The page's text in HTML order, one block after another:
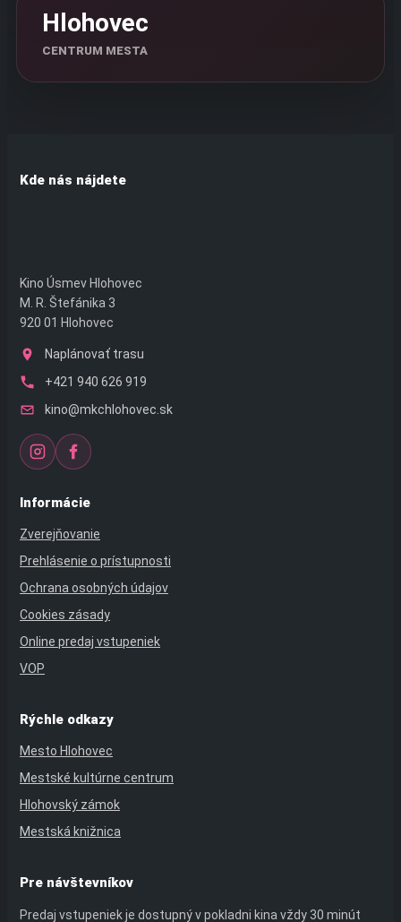
Hlohovec
CENTRUM MESTA
Kde nás nájdete
Kino Úsmev Hlohovec
M. R. Štefánika 3
920 01 Hlohovec
Naplánovať trasu
+421 940 626 919
kino@mkchlohovec.sk
Informácie
Zverejňovanie
Prehlásenie o prístupnosti
Ochrana osobných údajov
Cookies zásady
Online predaj vstupeniek
VOP
Rýchle odkazy
Mesto Hlohovec
Mestské kultúrne centrum
Hlohovský zámok
Mestská knižnica
Pre návštevníkov
Predaj vstupeniek je dostupný v pokladni kina vždy 30 minút